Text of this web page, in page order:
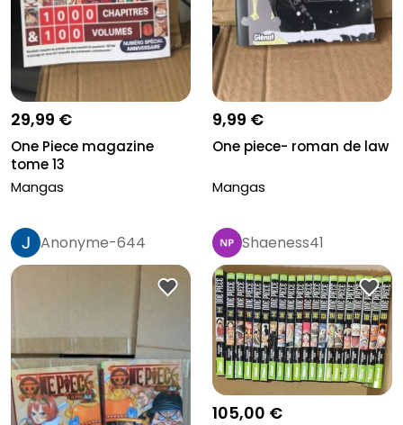
29,99 €
One Piece magazine
tome 13
Mangas
9,99 €
One piece- roman de law
Mangas
Anonyme-644 Shaeness41
105,00 €